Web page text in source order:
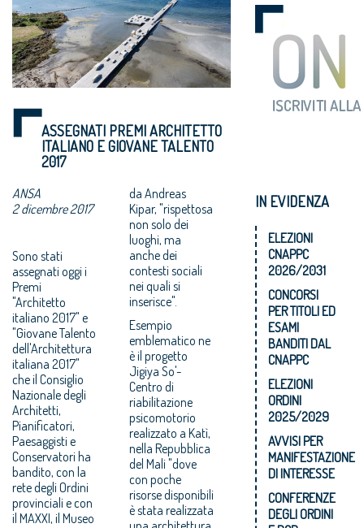
ASSEGNATI PREMI ARCHITETTO
ITALIANO E GIOVANE TALENTO
2017
ANSA
2 dicembre 2017
Sono stati
assegnati oggi i
Premi
"Architetto
italiano 2017" e
"Giovane Talento
dell'Architettura
italiana 2017"
che il Consiglio
Nazionale degli
Architetti,
Pianificatori,
Paesaggisti e
Conservatori ha
bandito, con la
rete degli Ordini
provinciali e con
il MAXXI, il Museo
da Andreas
Kipar, "rispettosa
non solo dei
luoghi, ma
anche dei
contesti sociali
nei quali si
inserisce".
Esempio
emblematico ne
è il progetto
Jigiya So'-
Centro di
riabilitazione
psicomotorio
realizzato a Katì,
nella Repubblica
del Mali "dove
con poche
risorse disponibili
è stata realizzata
IN EVIDENZA
ELEZIONI
CNAPPC
2026/2031
CONCORSI
PER TITOLI ED
ESAMI
BANDITI DAL
CNAPPC
ELEZIONI
ORDINI
2025/2029
AVVISI PER
MANIFESTAZIONE
DI INTERESSE
CONFERENZE
DEGLI ORDINI